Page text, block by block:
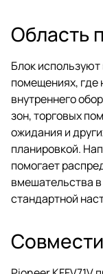
Область
Блок
помещениях, где
внутреннего
зон, торговых
ожидания и
планировкой.
помогает
вмешательства в
стандартной